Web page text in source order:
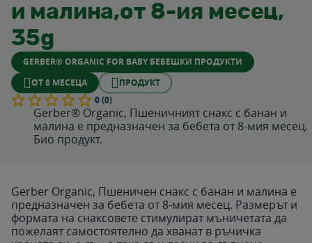
и малина,от 8-ия месец,
35g
GERBER® ORGANIC FOR BABY БЕБЕШКИ ПРОДУКТИ
OТ 8 МЕСЕЦА
ПРОДУКТ
0 (0)
Gerber® Organic, Пшеничният снакс с банан и
малина е предназначен за бебета от 8-мия месец.
Био продукт.
Gerber Organic, Пшеничен снакс с банан и малина е
предназначен за бебета от 8-мия месец. Размерът и
формата на снаксовете стимулират мъничетата да
пожелаят самостоятелно да хванат в ръчичка